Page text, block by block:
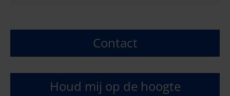
Contact
Houd mij op de hoogte